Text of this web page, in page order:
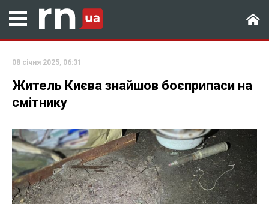
08 січня 2025, 06:31
Житель Києва знайшов боєприпаси на
смітнику